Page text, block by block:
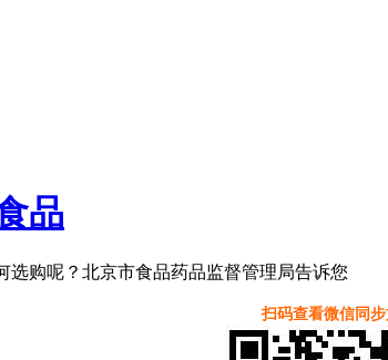
品
购呢？北京市食品药品监督管理局告诉您
扫码查看微信同